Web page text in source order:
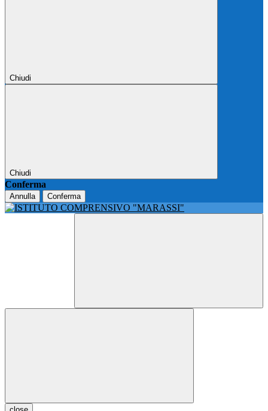
Chiudi
Chiudi
Conferma
Annulla Conferma